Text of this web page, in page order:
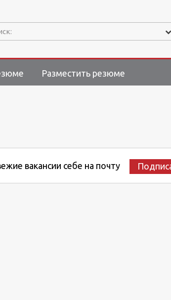
Разместить резюме
вакансии себе на почту